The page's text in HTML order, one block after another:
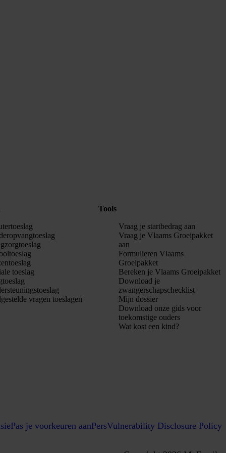
toeslag
vragen toeslagen
Tools
Vraag je startbedrag aan
Vraag je Vlaams Groeipakket
aan
Formulieren Vlaams
Groeipakket
Bereken je Vlaams Groeipakket
Download je
zwangerschapschecklist
Mijn dossier
Download onze gids voor
toekomstige ouders
Wat kost een kind?
Pas je voorkeuren aanPersVulnerability Disclosure Policy